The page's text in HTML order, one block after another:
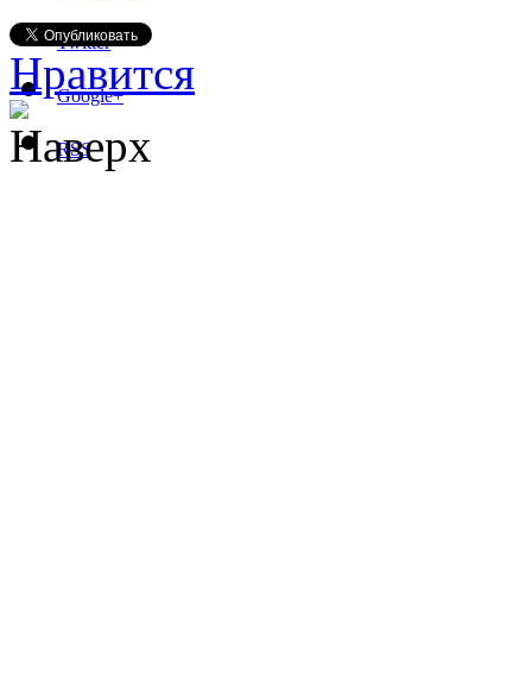
Twitter
Google+
RSS
Нравится
Наверх